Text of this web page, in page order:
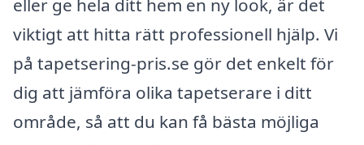
eller ge hela ditt hem en ny look, är det
viktigt att hitta rätt professionell hjälp. Vi
på tapetsering-pris.se gör det enkelt för
dig att jämföra olika tapetserare i ditt
område, så att du kan få bästa möjliga